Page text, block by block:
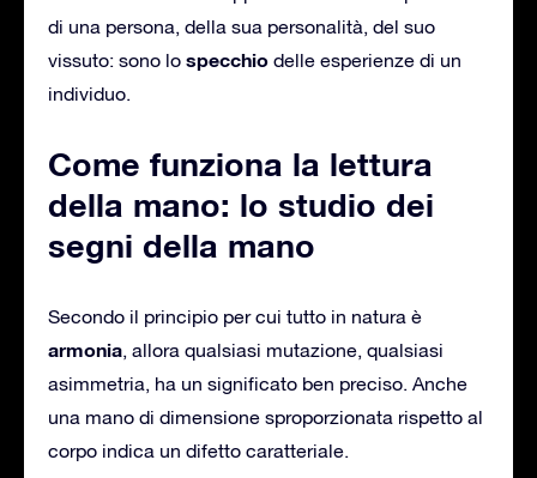
di una persona, della sua personalità, del suo
vissuto: sono lo specchio delle esperienze di un
individuo.
Come funziona la lettura
della mano: lo studio dei
segni della mano
Secondo il principio per cui tutto in natura è
armonia, allora qualsiasi mutazione, qualsiasi
asimmetria, ha un significato ben preciso. Anche
una mano di dimensione sproporzionata rispetto al
corpo indica un difetto caratteriale.